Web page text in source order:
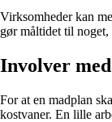
Virksomheder kan
gør måltidet til
Involver
For at en madplan
kostvaner. En lille